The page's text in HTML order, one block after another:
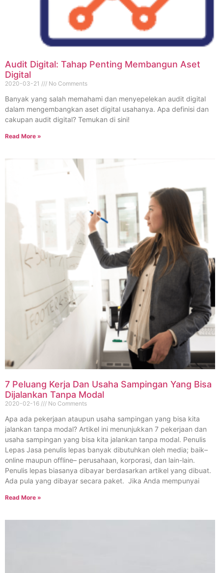
Audit Digital: Tahap Penting Membangun Aset
Digital
2020-03-21 No Comments
Banyak yang salah memahami dan menyepelekan audit digital
dalam mengembangkan aset digital usahanya. Apa definisi dan
cakupan audit digital? Temukan di sini!
Read More »
7 Peluang Kerja Dan Usaha Sampingan Yang Bisa
Dijalankan Tanpa Modal
2020-02-16 No Comments
Apa ada pekerjaan ataupun usaha sampingan yang bisa kita
jalankan tanpa modal? Artikel ini menunjukkan 7 pekerjaan dan
usaha sampingan yang bisa kita jalankan tanpa modal. Penulis
Lepas Jasa penulis lepas banyak dibutuhkan oleh media; baik–
online maupun offline– perusahaan, korporasi, dan lain-lain.
Penulis lepas biasanya dibayar berdasarkan artikel yang dibuat.
Ada pula yang dibayar secara paket. Jika Anda mempunyai
Read More »